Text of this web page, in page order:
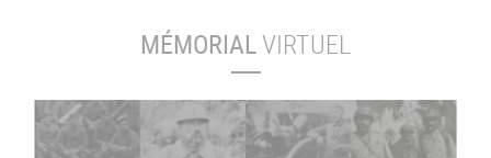
MÉMORIALVIRTUEL